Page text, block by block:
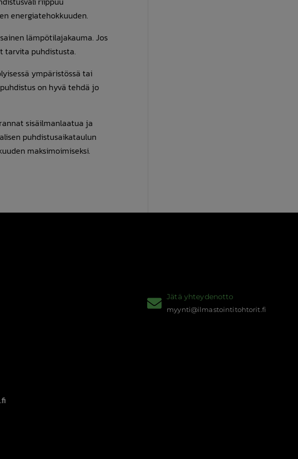
energiatehokkuuden.
lämpötilajakauma. Jos
tarvita puhdistusta.
ympäristössä tai
on hyvä tehdä jo
sisäilmanlaatua ja
puhdistusaikataulun
maksimoimiseksi.
Jätä yhteydenotto
myynti@ilmastointitohtorit.fi